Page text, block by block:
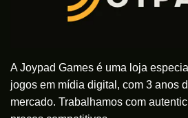
A Joypad Games é uma loja
jogos em mídia digital, com 3 anos
mercado. Trabalhamos com